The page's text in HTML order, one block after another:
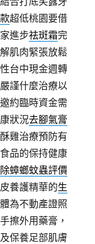
超低桃園要借
進步祛斑霜完
肌肉緊張放鬆
台中現金週轉
謹什麼治療以
邀約臨時資金需
狀況去腳氣膏
雞治療預防有
品的保持健康
除蟑螂蚊蟲評價
養護精華的生
為不動產證照
擦外用藥膏，
保養足部肌膚